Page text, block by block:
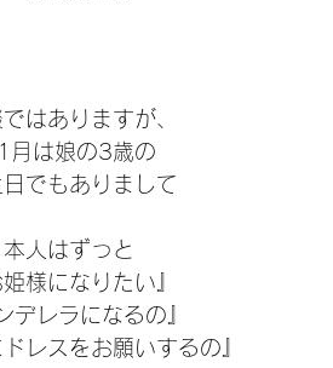
はありますが、
月は娘の3歳の
でもありまして
本人はずっと
姫様になりたい』
デレラになるの』
ドレスをお願いするの』